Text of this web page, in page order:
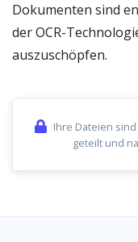
Dokumenten sind
der OCR-
auszuschöpfen.
Ihre Dateien
geteilt und